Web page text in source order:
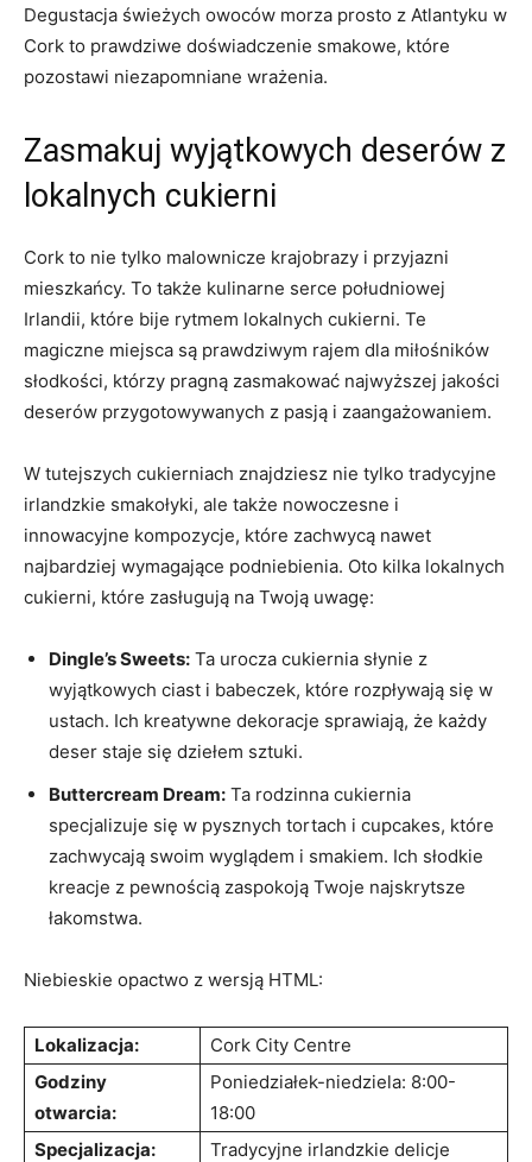
Degustacja świeżych owoców morza prosto z Atlantyku w⁤
Cork to prawdziwe doświadczenie smakowe, które
pozostawi niezapomniane ‌wrażenia.
Zasmakuj wyjątkowych deserów z
lokalnych cukierni
Cork to nie‍ tylko malownicze ‌krajobrazy i przyjazni
mieszkańcy.⁢ To także kulinarne ⁢serce południowej
Irlandii, które bije‍ rytmem lokalnych cukierni. Te
magiczne ⁣miejsca są prawdziwym rajem dla ⁣miłośników ​
słodkości, którzy ⁤pragną zasmakować najwyższej jakości
deserów przygotowywanych z ⁢pasją i zaangażowaniem.
W tutejszych cukierniach ​znajdziesz nie tylko ​tradycyjne
‌irlandzkie smakołyki,​ ale ‍także nowoczesne i
innowacyjne ⁤kompozycje, które zachwycą nawet‍
najbardziej wymagające podniebienia. Oto⁤ kilka lokalnych
cukierni, które zasługują na Twoją uwagę:
Dingle’s Sweets: Ta urocza cukiernia słynie z
wyjątkowych ciast i babeczek, które rozpływają się w
ustach. Ich kreatywne dekoracje sprawiają, że każdy
deser‌ staje się dziełem sztuki.
Buttercream Dream: Ta rodzinna cukiernia
specjalizuje się w pysznych tortach⁢ i⁤ cupcakes, które
zachwycają swoim ⁢wyglądem i smakiem.‌ Ich słodkie
kreacje z pewnością zaspokoją Twoje ‌najskrytsze
łakomstwa.
Niebieskie opactwo z wersją HTML:
Lokalizacja:
Cork City Centre
Godziny
otwarcia:
Poniedziałek-niedziela: 8:00-
18:00
Specjalizacja:
Tradycyjne irlandzkie⁢ delicje